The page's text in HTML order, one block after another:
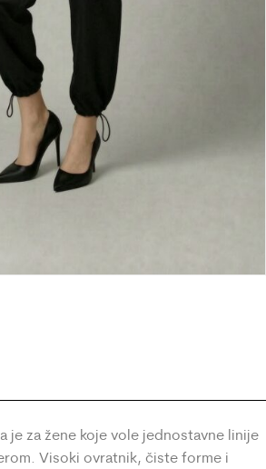
je za žene koje vole jednostavne linije
Visoki ovratnik, čiste forme i